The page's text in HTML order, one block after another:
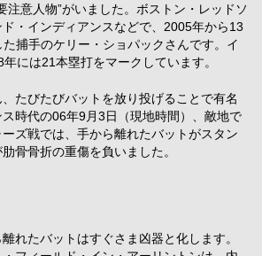
意人物”がいました。ボストン・レッドソ
・インディアンスなどで、2005年から13
捕手のケリー・ショパックさんです。イ
には21本塁打をマークしています。
たびたびバットを放り投げることで有名
時代の06年9月3日（現地時間）、敵地で
ズ戦では、手から離れたバットがスタン
骨骨折の重傷を負いました。
れたバットはすぐさま凶器と化します。